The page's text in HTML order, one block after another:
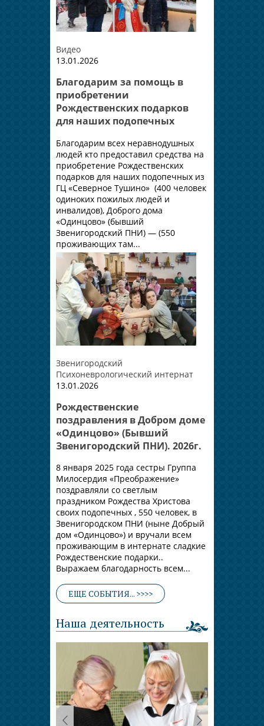
Видео
13.01.2026
Благодарим за помощь в
приобретении
Рождественских подарков
для наших подопечных
Благодарим всех неравнодушных
людей кто предоставил средства на
приобретение Рождественских
подарков для наших подопечных из
ГЦ «Северное Тушино» (400 человек
одиноких пожилых людей и
инвалидов), Доброго дома
«Одинцово» (бывший
Звенигородский ПНИ) — (550
проживающих там...
Звенигородский
Психоневрологический интернат
13.01.2026
Рождественские
поздравления в Добром доме
«Одинцово» (Бывший
Звенигородский ПНИ). 2026г.
8 января 2025 года сестры Группа
Милосердия «Преображение»
поздравляли со светлым
праздником Рождества Христова
своих подопечных , 550 человек, в
Звенигородском ПНИ (ныне Добрый
дом «Одинцово») и вручали всем
проживающим в интернате сладкие
Рождественские подарки..
Выражаем благодарность всем...
ЕЩЕ СОБЫТИЯ... >>>>
Наша деятельность